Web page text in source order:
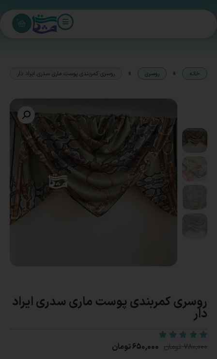
0
خانه » روسری » روسری کمربندی پوست ماری سدری ایراد دار
روسری کمربندی پوست ماری سدری ایراد
دار
۷۸۰,۰۰۰ تومان ۶۵۰,۰۰۰تومان